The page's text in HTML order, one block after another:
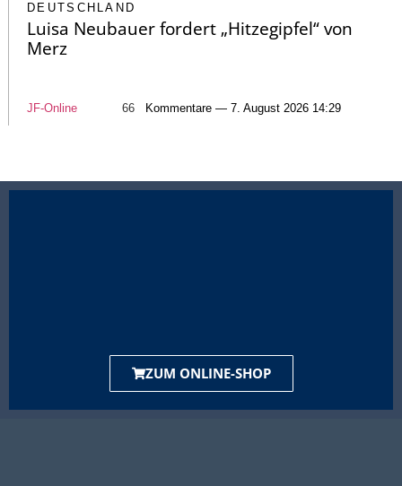
DEUTSCHLAND
Luisa Neubauer fordert „Hitzegipfel“ von
Merz
JF-Online 66 Kommentare — 7. August 2026 14:29
ZUM ONLINE-SHOP